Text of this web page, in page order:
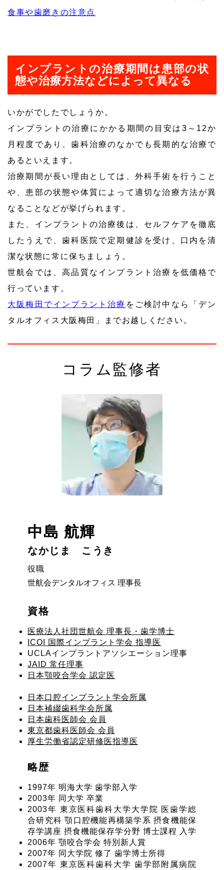
食事や歯磨きの注意点
インプラントの治療期間は患部の状
態や治療方法などによって異なる
いかがでしたでしょうか。
インプラントの治療にかかる期間の目安は3～12か
月程度であり、歯科治療のなかでも長期的な治療で
あるといえます。
治療期間が長い理由としては、外科手術を行うこと
や、患部の状態や体質によって適切な治療方法が異
なることなどが挙げられます。
また、インプラントの治療後は、セルフケアを徹底
したうえで、歯科医院で定期健診を受け、口内を清
潔な状態に常に保ちましょう。
世航会では、高品質なインプラント治療を低価格で
行っています。
大阪梅田でインプラント治療 をご検討中なら「デン
タルオフィス大阪梅田」までお越しください。
コラム監修者
中島 航輝
なかじま こうき
役職
世航会デンタルオフィス 理事長
資格
医療法人社団世航会 理事長・歯学博士
ICOI 国際インプラント学会 指導医
UCLAインプラントアソシエーション理事
JAID 常任理事
日本顎咬合学会 認定医
日本口腔インプラント学会所属
日本補綴歯科学会所属
日本歯科医師会 会員
東京都歯科医師会 会員
厚生労働省認定研修医指導医
略歴
1997年 明海大学 歯学部入学
2003年 同大学 卒業
2003年 東京医科歯科大学大学院 医歯学総
合研究科 顎口腔機能再構築学系 摂食機能保
存学講座 摂食機能保存学分野 博士課程 入学
2006年 顎咬合学会 特別新人賞
2007年 同大学院 修了 歯学博士所得
2007年 東京医科歯科大学 歯学部附属病院